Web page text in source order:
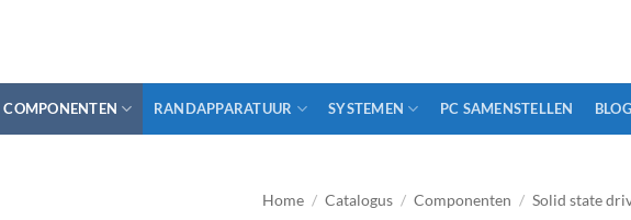
COMPONENTEN RANDAPPARATUUR SYSTEMEN PC SAMENSTELLEN BLOG
Home / Catalogus / Componenten / Solid state